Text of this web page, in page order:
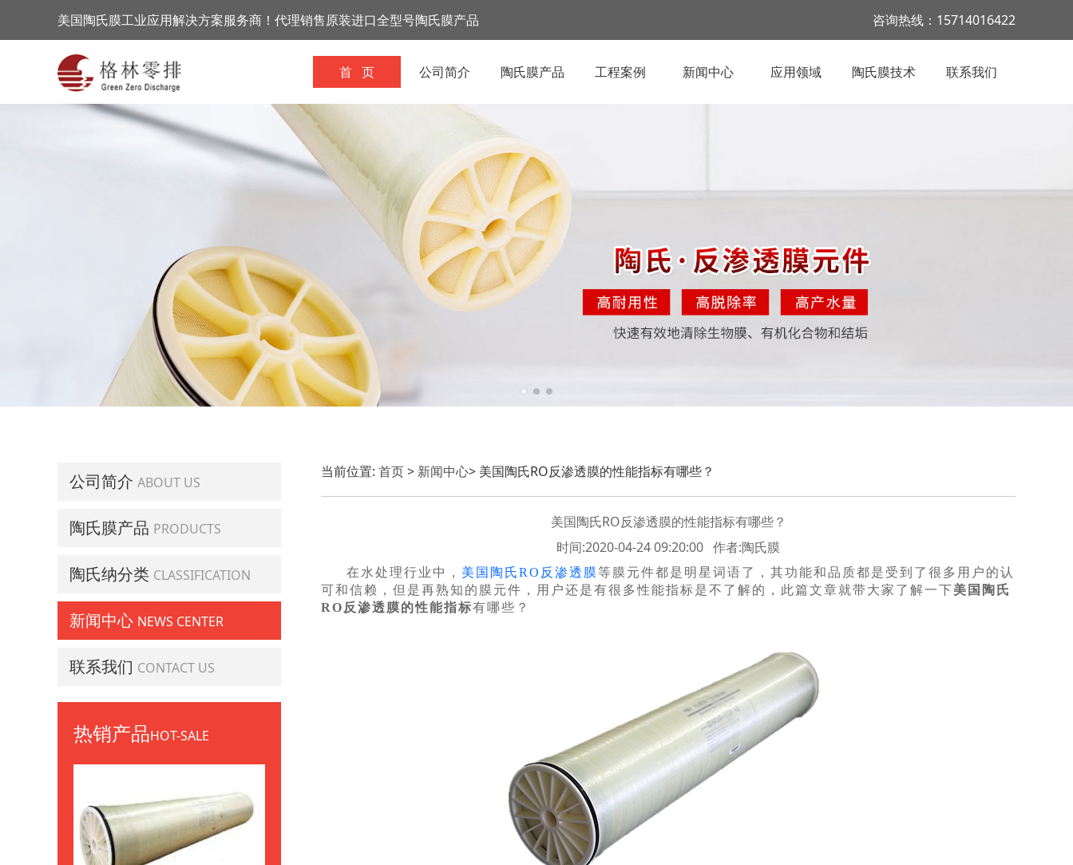
美国陶氏膜工业应用解决方案服务商！代理销售原装进口全型号陶氏膜产品 咨询热线：15714016422
首 页 公司简介 陶氏膜产品 工程案例 新闻中心 应用领域 陶氏膜技术 联系我们
公司简介 ABOUT US
陶氏膜产品 PRODUCTS
陶氏纳分类 CLASSIFICATION
新闻中心 NEWS CENTER
联系我们 CONTACT US
热销产品HOT-SALE
当前位置: 首页> 新闻中心> 美国陶氏RO反渗透膜的性能指标有哪些？
美国陶氏RO反渗透膜的性能指标有哪些？
时间:2020-04-24 09:20:00 作者:陶氏膜
在水处理行业中， 美国陶氏RO反渗透膜等膜元件都是明星词语了，其功能和品质都是受到了很多用户的认
可和信赖，但是再熟知的膜元件，用户还是有很多性能指标是不了解的，此篇文章就带大家了解一下美国陶氏
RO反渗透膜的性能指标有哪些？